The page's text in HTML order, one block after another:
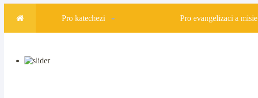
Pro katechezi Pro evangelizaci a misie